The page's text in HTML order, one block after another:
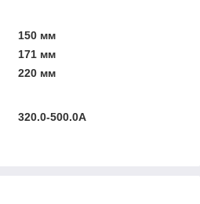
150 мм
171 мм
220 мм
320.0-500.0А